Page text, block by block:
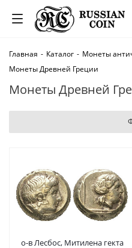
Главная - Каталог - Монеты
Монеты Древней Греции
Монеты Древней
о-в Лесбос, Митилена гекта